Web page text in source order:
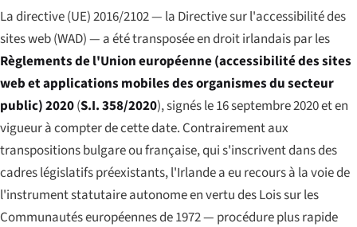
La directive (UE) 2016/2102 — la Directive sur l'accessibilité des
sites web (WAD) — a été transposée en droit irlandais par les
Règlements de l'Union européenne (accessibilité des sites
web et applications mobiles des organismes du secteur
public) 2020(S.I. 358/2020), signés le 16 septembre 2020 et en
vigueur à compter de cette date. Contrairement aux
transpositions bulgare ou française, qui s'inscrivent dans des
cadres législatifs préexistants, l'Irlande a eu recours à la voie de
l'instrument statutaire autonome en vertu des Lois sur les
Communautés européennes de 1972 — procédure plus rapide